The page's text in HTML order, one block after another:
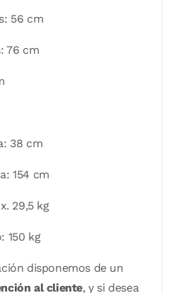
56 cm
76 cm
38 cm
154 cm
29,5 kg
150 kg
disponemos de un
al cliente, y si desea